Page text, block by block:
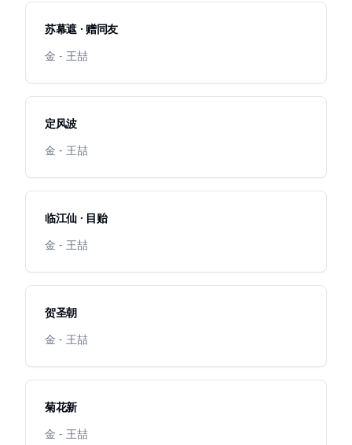
苏幕遮 · 赠同友
金 - 王喆
定风波
金 - 王喆
临江仙 · 目贻
金 - 王喆
贺圣朝
金 - 王喆
菊花新
金 - 王喆